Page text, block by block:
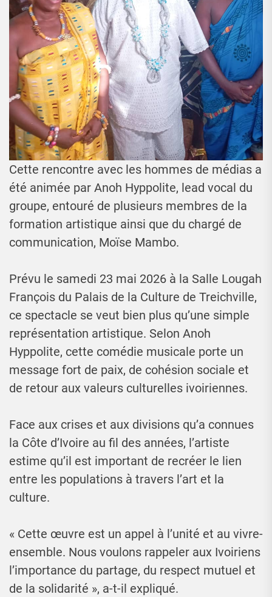
Cette rencontre avec les hommes de médias a
été animée par Anoh Hyppolite, lead vocal du
groupe, entouré de plusieurs membres de la
formation artistique ainsi que du chargé de
communication, Moïse Mambo.
Prévu le samedi 23 mai 2026 à la Salle Lougah
François du Palais de la Culture de Treichville,
ce spectacle se veut bien plus qu’une simple
représentation artistique. Selon Anoh
Hyppolite, cette comédie musicale porte un
message fort de paix, de cohésion sociale et
de retour aux valeurs culturelles ivoiriennes.
Face aux crises et aux divisions qu’a connues
la Côte d’Ivoire au fil des années, l’artiste
estime qu’il est important de recréer le lien
entre les populations à travers l’art et la
culture.
« Cette œuvre est un appel à l’unité et au vivre-
ensemble. Nous voulons rappeler aux Ivoiriens
l’importance du partage, du respect mutuel et
de la solidarité », a-t-il expliqué.